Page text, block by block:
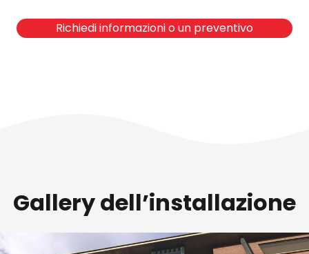
Richiedi informazioni o un preventivo
Gallery dell’installazione